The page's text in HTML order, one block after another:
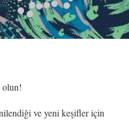
olun!
ve yeni keşifler için